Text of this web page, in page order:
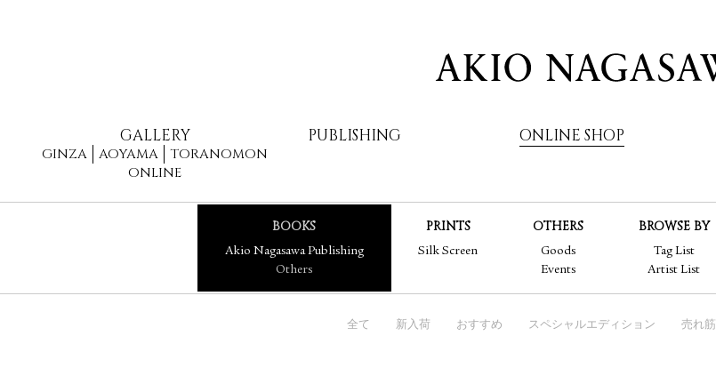
AKIO NAGASAWA
GALLERY
GINZA AOYAMA
TORANOMON
ONLINE
PUBLISHING ONLINE SHOP
BOOKS
Akio Nagasawa Publishing
Others
PRINTS
Silk Screen
OTHERS
Goods
Events
BROWSE BY
Tag List
Artist List
全て 新入荷 おすすめ スペシャルエディション 売れ筋